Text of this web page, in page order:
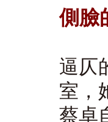
側臉
逼仄
室，
蔡卓